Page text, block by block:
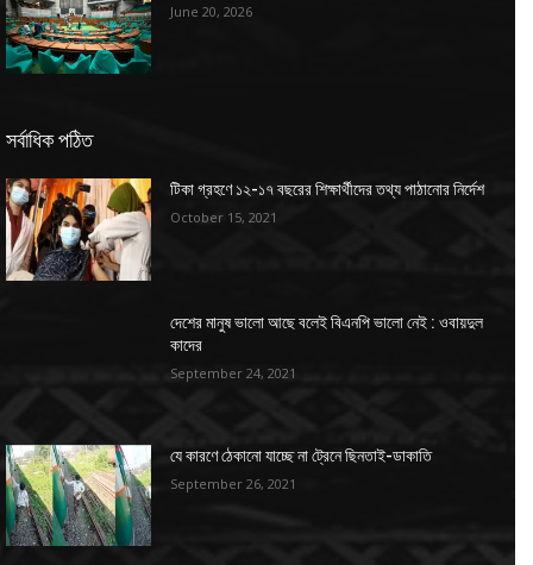
June 20, 2026
সর্বাধিক পঠিত
টিকা গ্রহণে ১২-১৭ বছরের শিক্ষার্থীদের তথ্য পাঠানোর নির্দেশ
October 15, 2021
দেশের মানুষ ভালো আছে বলেই বিএনপি ভালো নেই : ওবায়দুল
কাদের
September 24, 2021
যে কারণে ঠেকানো যাচ্ছে না ট্রেনে ছিনতাই-ডাকাতি
September 26, 2021